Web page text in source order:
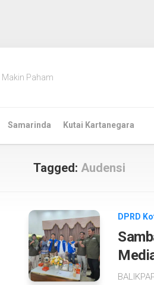
Makin Paham
Samarinda Kutai Kartanegara
Tagged: Audensi
DPRD